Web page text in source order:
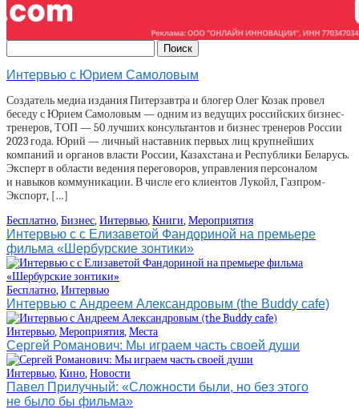
Интервью с Юрием Самоловым
Создатель медиа издания Питерзавтра и блогер Олег Козак провел
беседу с Юрием Самоловым — одним из ведущих российских бизнес-
тренеров, ТОП — 50 лучших консультантов и бизнес тренеров России
2023 года. Юрий — личный наставник первых лиц крупнейших
компаний и органов власти России, Казахстана и Республики Беларусь.
Эксперт в области ведения переговоров, управления персоналом
и навыков коммуникации. В числе его клиентов Лукойл, Газпром-
Экспорт, […]
Бесплатно,Бизнес,Интервью,Книги,Мероприятия
Интервью с с Елизаветой Фандориной на премьере
фильма «Шербурские зонтики»
Бесплатно,Интервью
Интервью с Андреем Александровым (the Buddy cafe)
Интервью,Мероприятия,Места
Сергей Романович: Мы играем часть своей души
Интервью,Кино,Новости
Павел Прилучный: «Сложности были, но без этого
не было бы фильма»